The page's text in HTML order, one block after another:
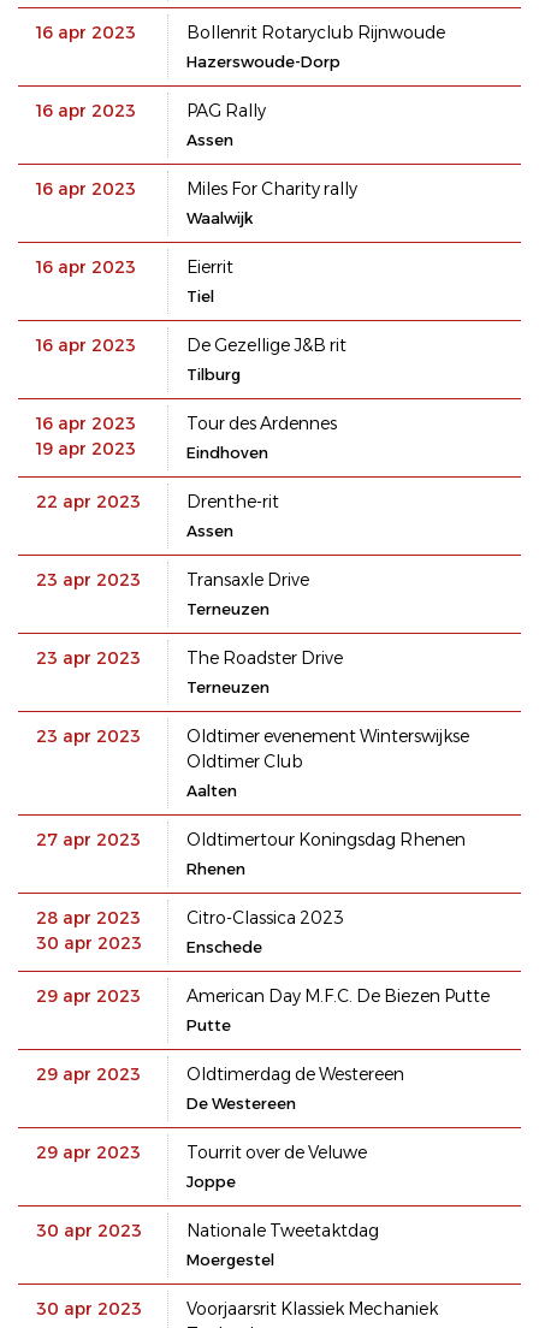
16 apr 2023 Bollenrit Rotaryclub Rijnwoude
Hazerswoude-Dorp
16 apr 2023 PAG Rally
Assen
16 apr 2023 Miles For Charity rally
Waalwijk
16 apr 2023 Eierrit
Tiel
16 apr 2023 De Gezellige J&B rit
Tilburg
16 apr 2023
19 apr 2023
Tour des Ardennes
Eindhoven
22 apr 2023 Drenthe-rit
Assen
23 apr 2023 Transaxle Drive
Terneuzen
23 apr 2023 The Roadster Drive
Terneuzen
23 apr 2023
Oldtimer evenement Winterswijkse
Oldtimer Club
Aalten
27 apr 2023 Oldtimertour Koningsdag Rhenen
Rhenen
28 apr 2023
30 apr 2023
Citro-Classica 2023
Enschede
29 apr 2023 American Day M.F.C. De Biezen Putte
Putte
29 apr 2023 Oldtimerdag de Westereen
De Westereen
29 apr 2023 Tourrit over de Veluwe
Joppe
30 apr 2023 Nationale Tweetaktdag
Moergestel
30 apr 2023
Voorjaarsrit Klassiek Mechaniek